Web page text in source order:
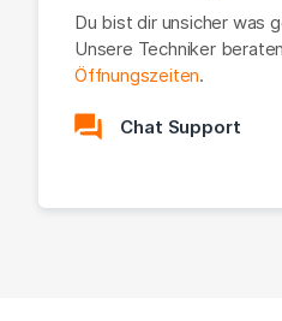
Du bist dir unsicher was
Unsere Techniker
Öffnungszeiten.
Chat Support